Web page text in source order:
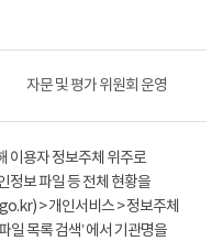
자문 및 평가 위원회 운영
이용자 정보주체 위주로
정보 파일 등 전체 현황을
> 개인서비스 > 정보주체
일 목록 검색’ 에서 기관명을